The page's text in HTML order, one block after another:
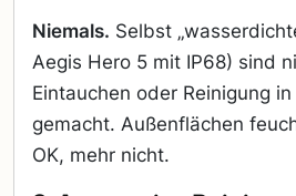
Niemals. Selbst
Aegis Hero 5 mit IP68) sind
Eintauchen oder Reinigung
gemacht. Außenflächen
OK, mehr nicht.